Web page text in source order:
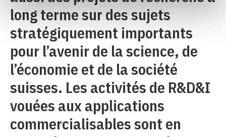
long terme sur des sujets
stratégiquement importants
pour l’avenir de la science, de
l’économie et de la société
suisses. Les activités de R&D&I
vouées aux applications
commercialisables sont en